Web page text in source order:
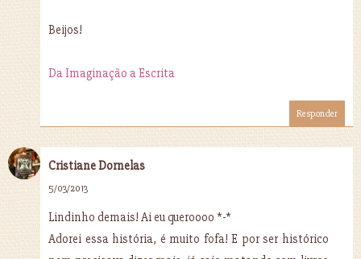
Beijos!
Da Imaginação a Escrita
Responder
Cristiane Dornelas
5/03/2013
Lindinho demais! Ai eu queroooo *-*
Adorei essa história, é muito fofa! E por ser histórico